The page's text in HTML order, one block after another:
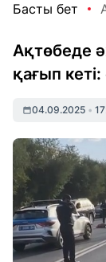
Басты бет
Ақтөбеде
қағып
04.09.2025 •